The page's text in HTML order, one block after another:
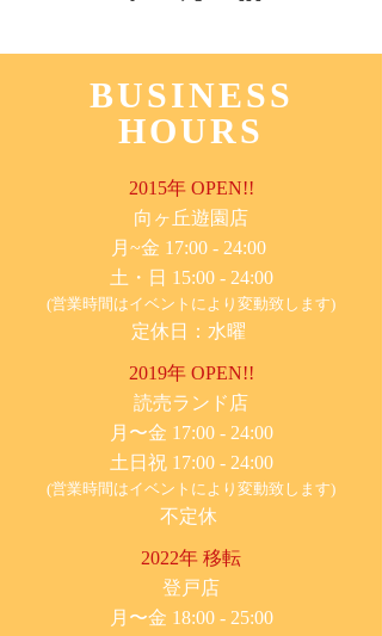
BUSINESS
HOURS
2015年 OPEN!!
​向ヶ丘遊園店
月~金 17:00 - 24:00
土・日 15:00 - 24:00
(営業時間はイベントにより変動致します)
定休日：水曜
2019年 OPEN!!
​読売ランド店
月〜金 17:00 - 24:00
土日祝 17:00 - 24:00
(営業時間はイベントにより変動致します)
不定休
2022年 移転
​登戸店
月〜金 18:00 - 25:00